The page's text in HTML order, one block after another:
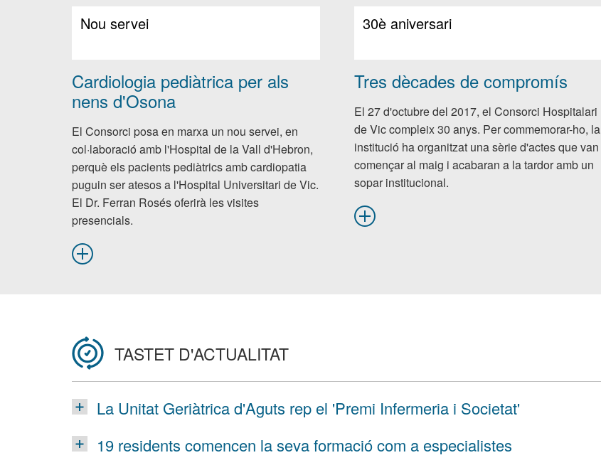
Nou servei
Cardiologia pediàtrica per als
nens d'Osona
El Consorci posa en marxa un nou servei, en
col·laboració amb l'Hospital de la Vall d'Hebron,
perquè els pacients pediàtrics amb cardiopatia
puguin ser atesos a l'Hospital Universitari de Vic.
El Dr. Ferran Rosés oferirà les visites
presencials.
30è aniversari
Tres dècades de compromís
El 27 d'octubre del 2017, el Consorci Hospitalari
de Vic compleix 30 anys. Per commemorar-ho, la
institució ha organitzat una sèrie d'actes que van
començar al maig i acabaran a la tardor amb un
sopar institucional.
TASTET D'ACTUALITAT
La Unitat Geriàtrica d'Aguts rep el 'Premi Infermeria i Societat'
19 residents comencen la seva formació com a especialistes